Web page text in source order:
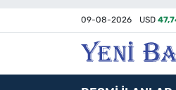
09-08-2026 USD
Asayiş / Polis-Adliye
Magazin